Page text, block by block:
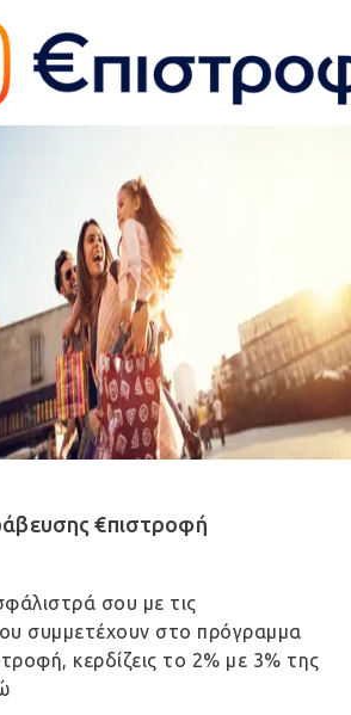
€πιστροφή
σου με τις
συμμετέχουν στο πρόγραμμα
κερδίζεις το 2% με 3% της